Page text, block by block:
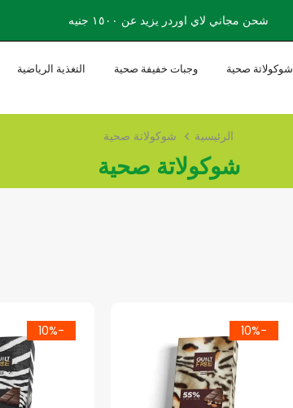
شحن مجاني لاي اوردر يزيد عن ١٥٠٠ جنيه
شوكولاتة صحية وجبات خفيفة صحية التغذية الرياضية
الرئيسية شوكولاتة صحية
شوكولاتة صحية
-10%
-10%